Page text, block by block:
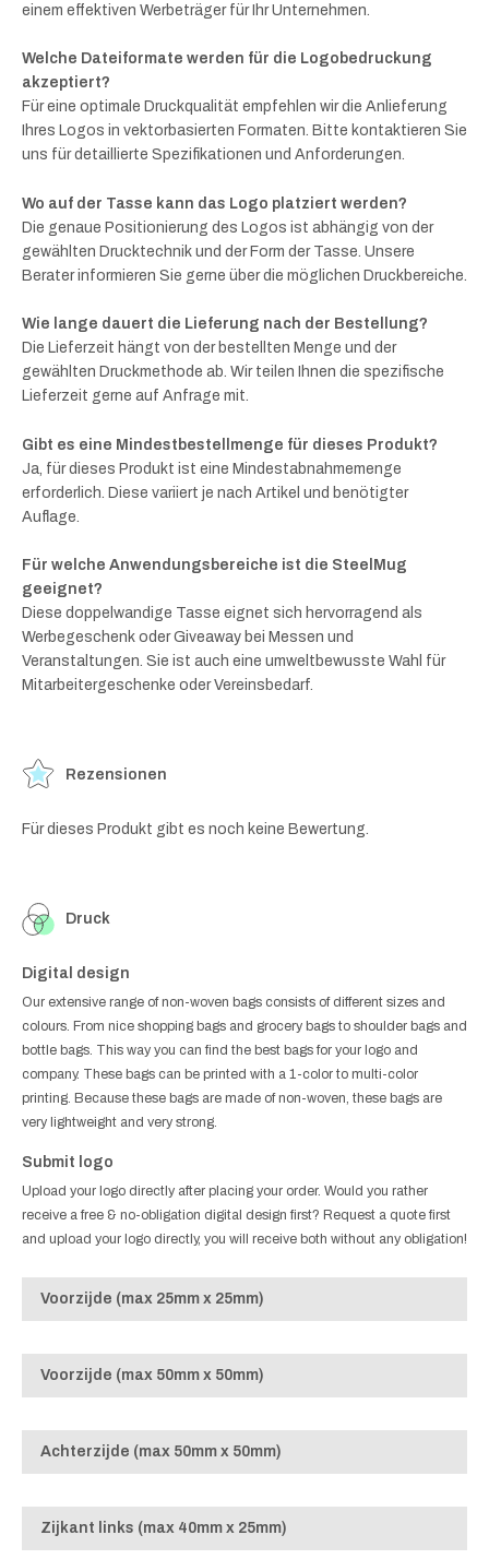
einem effektiven Werbeträger für Ihr Unternehmen.
Welche Dateiformate werden für die Logobedruckung
akzeptiert?
Für eine optimale Druckqualität empfehlen wir die Anlieferung
Ihres Logos in vektorbasierten Formaten. Bitte kontaktieren Sie
uns für detaillierte Spezifikationen und Anforderungen.
Wo auf der Tasse kann das Logo platziert werden?
Die genaue Positionierung des Logos ist abhängig von der
gewählten Drucktechnik und der Form der Tasse. Unsere
Berater informieren Sie gerne über die möglichen Druckbereiche.
Wie lange dauert die Lieferung nach der Bestellung?
Die Lieferzeit hängt von der bestellten Menge und der
gewählten Druckmethode ab. Wir teilen Ihnen die spezifische
Lieferzeit gerne auf Anfrage mit.
Gibt es eine Mindestbestellmenge für dieses Produkt?
Ja, für dieses Produkt ist eine Mindestabnahmemenge
erforderlich. Diese variiert je nach Artikel und benötigter
Auflage.
Für welche Anwendungsbereiche ist die SteelMug
geeignet?
Diese doppelwandige Tasse eignet sich hervorragend als
Werbegeschenk oder Giveaway bei Messen und
Veranstaltungen. Sie ist auch eine umweltbewusste Wahl für
Mitarbeitergeschenke oder Vereinsbedarf.
Rezensionen
Für dieses Produkt gibt es noch keine Bewertung.
Druck
Digital design
Our extensive range of non-woven bags consists of different sizes and
colours. From nice shopping bags and grocery bags to shoulder bags and
bottle bags. This way you can find the best bags for your logo and
company. These bags can be printed with a 1-color to multi-color
printing. Because these bags are made of non-woven, these bags are
very lightweight and very strong.
Submit logo
Upload your logo directly after placing your order. Would you rather
receive a free & no-obligation digital design first? Request a quote first
and upload your logo directly, you will receive both without any obligation!
Voorzijde (max 25mm x 25mm)
Voorzijde (max 50mm x 50mm)
Achterzijde (max 50mm x 50mm)
Zijkant links (max 40mm x 25mm)